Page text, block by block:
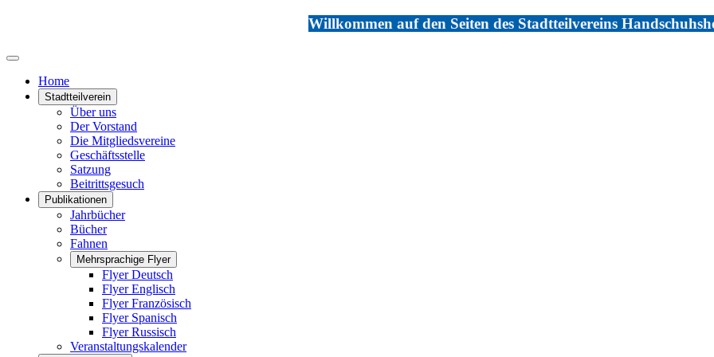
Willkommen auf den Seiten des Stadtteilvereins
Home
Stadtteilverein
Über uns
Der Vorstand
Die Mitgliedsvereine
Geschäftsstelle
Satzung
Beitrittsgesuch
Publikationen
Jahrbücher
Bücher
Fahnen
Mehrsprachige Flyer
Flyer Deutsch
Flyer Englisch
Flyer Französisch
Flyer Spanisch
Flyer Russisch
Veranstaltungskalender